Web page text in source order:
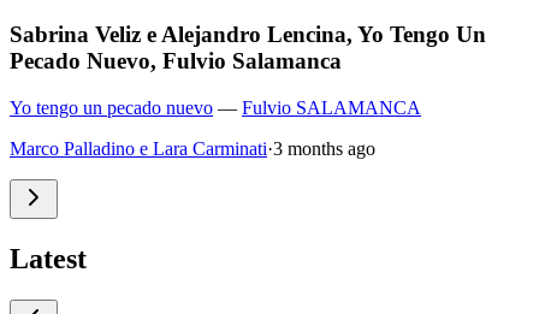
Sabrina Veliz e Alejandro Lencina, Yo Tengo Un
Pecado Nuevo, Fulvio Salamanca
Yo tengo un pecado nuevo — Fulvio SALAMANCA
Marco Palladino e Lara Carminati·3 months ago
Latest